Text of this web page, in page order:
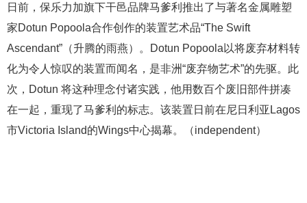
日前，保乐力加旗下干邑品牌马爹利推出了与著名金属雕塑
家Dotun Popoola合作创作的装置艺术品“The Swift
Ascendant”（升腾的雨燕）。Dotun Popoola以将废弃材料转
化为令人惊叹的装置而闻名，是非洲“废弃物艺术”的先驱。此
次，Dotun 将这种理念付诸实践，他用数百个废旧部件拼凑
在一起，重现了马爹利的标志。该装置日前在尼日利亚Lagos
市Victoria Island的Wings中心揭幕。（independent）